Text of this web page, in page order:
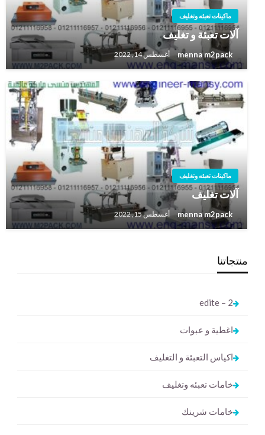
ماكينات تعبئه وتغليف
آلات تعبئة و تغليف
menna m2pack أغسطس 14, 2022
ماكينات تعبئه وتغليف
آلات تغليف
menna m2pack أغسطس 15, 2022
منتجاتنا
2 – edite
اغطية و عبوات
اكياس التعبئة و التغليف
خامات تعبئه وتغليف
خامات شرينك